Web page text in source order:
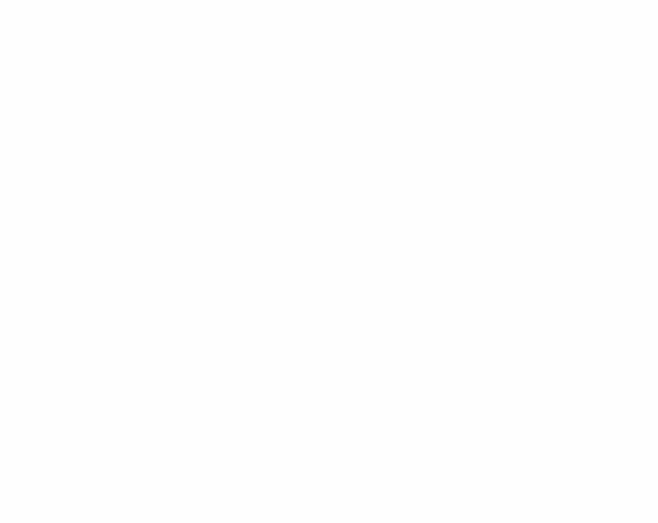
ville di delizia tuttora vissute, vi proponiamo un’inedita
scoperta di una splendida dimora ottocentesca in cui
continuano a vivere l’atmosfera